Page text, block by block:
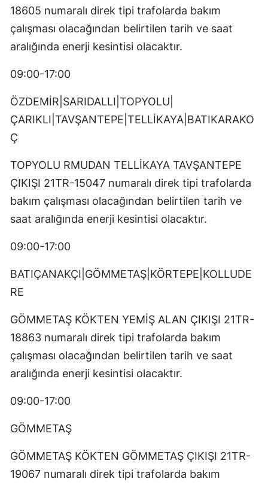
18605 numaralı direk tipi trafolarda bakım
çalışması olacağından belirtilen tarih ve saat
aralığında enerji kesintisi olacaktır.
09:00-17:00
ÖZDEMİR|SARIDALLI|TOPYOLU|
ÇARIKLI|TAVŞANTEPE|TELLİKAYA|BATIKARAKO
Ç
TOPYOLU RMUDAN TELLİKAYA TAVŞANTEPE
ÇIKIŞI 21TR-15047 numaralı direk tipi trafolarda
bakım çalışması olacağından belirtilen tarih ve
saat aralığında enerji kesintisi olacaktır.
09:00-17:00
BATIÇANAKÇI|GÖMMETAŞ|KÖRTEPE|KOLLUDE
RE
GÖMMETAŞ KÖKTEN YEMİŞ ALAN ÇIKIŞI 21TR-
18863 numaralı direk tipi trafolarda bakım
çalışması olacağından belirtilen tarih ve saat
aralığında enerji kesintisi olacaktır.
09:00-17:00
GÖMMETAŞ
GÖMMETAŞ KÖKTEN GÖMMETAŞ ÇIKIŞI 21TR-
19067 numaralı direk tipi trafolarda bakım